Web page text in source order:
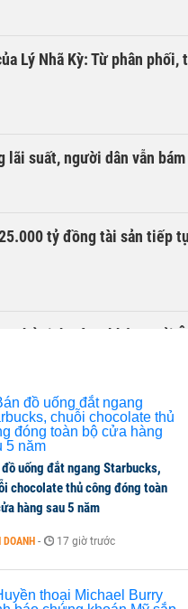
Lý Nhã Kỳ: Từ phân
lãi suất, người dân vẫn
tỷ đồng tài sản tiếp
Chủ tịch Hàng không Hải Âu
đồ uống đắt ngang Starbucks,
chocolate thủ công đóng toàn
hàng sau 5 năm
DOANH - 17 giờ trước